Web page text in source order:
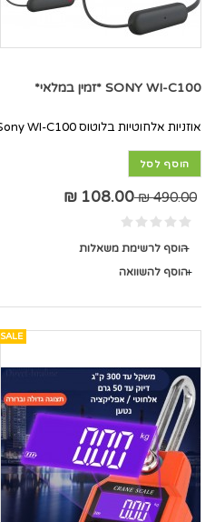
SONY WI-C100 *זמין במלאי*
אוזניות אלחוטיות בלוטוס Sony WI-C100
הוסף לסל
490.00 ₪
108.00 ₪
הוסף לרשימת משאלות
הוסף להשוואה
SALE